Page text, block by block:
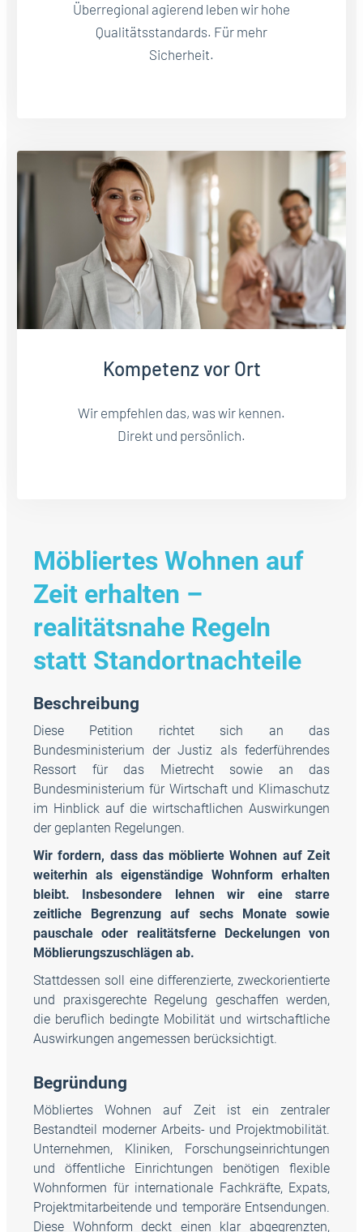
Überregional agierend leben wir hohe
Qualitätsstandards. Für mehr
Sicherheit.
Kompetenz vor Ort
Wir empfehlen das, was wir kennen.
Direkt und persönlich.